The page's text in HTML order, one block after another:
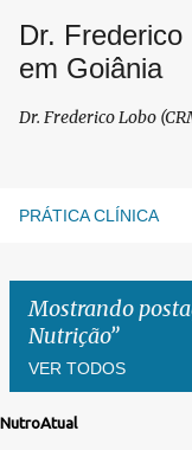
Dr.
em Goiânia
Dr. Frederico Lobo
PRÁTICA CLÍNICA
Mostrando
Nutrição
VER TODOS
NutroAtual